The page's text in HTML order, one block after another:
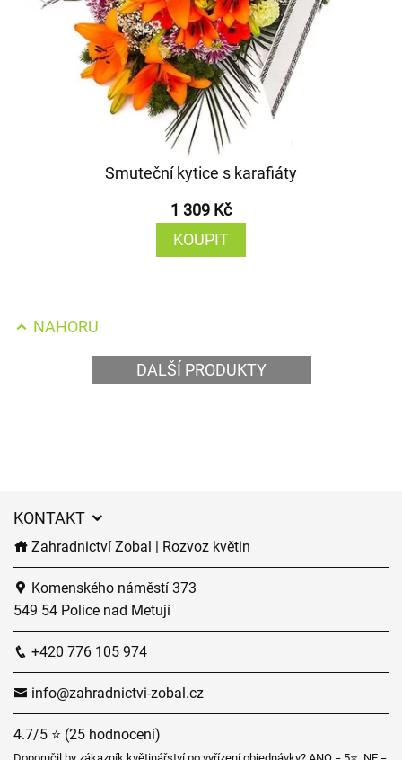
Smuteční kytice s karafiáty
1 309 Kč
KOUPIT
NAHORU
DALŠÍ PRODUKTY
KONTAKT
Zahradnictví Zobal | Rozvoz květin
Komenského náměstí 373
549 54 Police nad Metují
+420 776 105 974
info@zahradnictvi-zobal.cz
4.7/5 ⭐ (25 hodnocení)